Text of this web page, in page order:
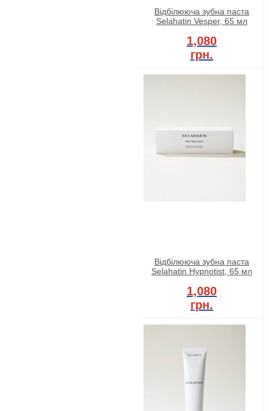
Відбілююча зубна паста
Selahatin Vesper, 65 мл
1,080
грн.
Відбілююча зубна паста
Selahatin Hypnotist, 65 мл
1,080
грн.